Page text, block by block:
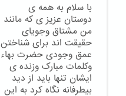
با سلام به همه ی
دوستان عزیز ی که مانند
من مشتاق وجویای
حقیقت اند برای شناختن
عمق وجودی حضرت بهاء
وکلمات مبارک وزنده ی
ایشان تنها باید از دید
بیطرفانه نگاه کرد به این